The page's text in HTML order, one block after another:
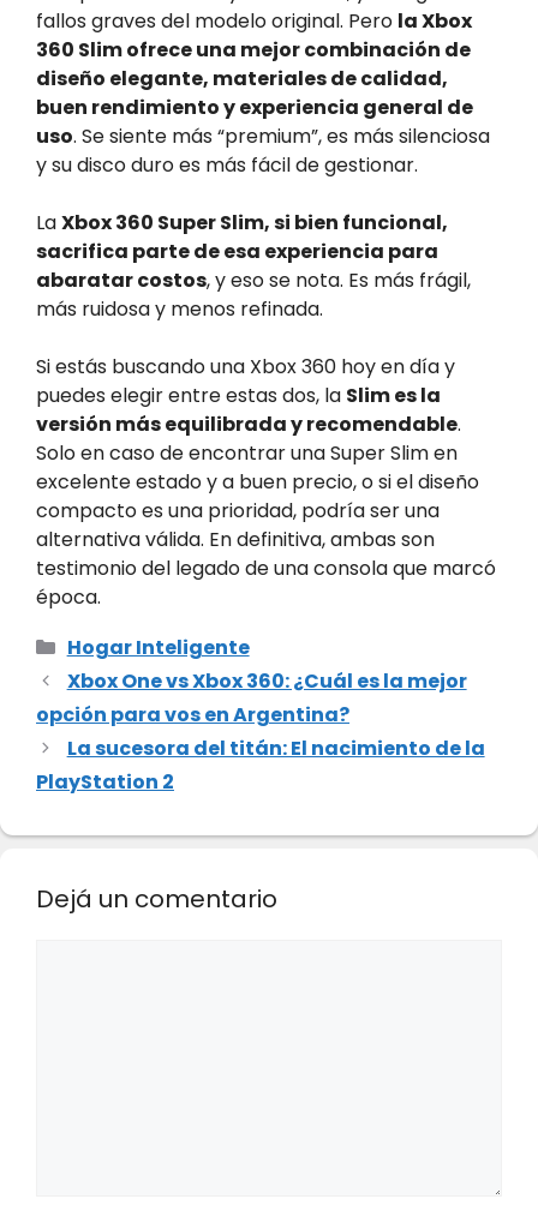
fallos graves del modelo original. Pero la Xbox
360 Slim ofrece una mejor combinación de
diseño elegante, materiales de calidad,
buen rendimiento y experiencia general de
uso. Se siente más “premium”, es más silenciosa
y su disco duro es más fácil de gestionar.
LaXbox 360 Super Slim, si bien funcional,
sacrifica parte de esa experiencia para
abaratar costos, y eso se nota. Es más frágil,
más ruidosa y menos refinada.
Si estás buscando una Xbox 360 hoy en día y
puedes elegir entre estas dos, la Slim es la
versión más equilibrada y recomendable.
Solo en caso de encontrar una Super Slim en
excelente estado y a buen precio, o si el diseño
compacto es una prioridad, podría ser una
alternativa válida. En definitiva, ambas son
testimonio del legado de una consola que marcó
época.
Categorías
Hogar Inteligente
Xbox One vs Xbox 360: ¿Cuál es la mejor
opción para vos en Argentina?
La sucesora del titán: El nacimiento de la
PlayStation 2
Dejá un comentario